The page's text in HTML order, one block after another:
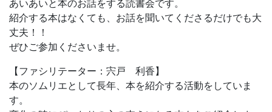
あいあいと本のお話をする読書会です。
紹介する本はなくても、お話を聞いてくださるだけでも大
丈夫！！
ぜひご参加くださいませ。
【ファシリテーター：宍戸 利香】
本のソムリエとして長年、本を紹介する活動をしていま
す。